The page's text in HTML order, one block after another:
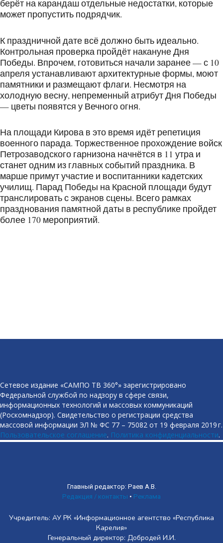
берёт на карандаш отдельные недостатки, которые
может пропустить подрядчик.
К праздничной дате всё должно быть идеально.
Контрольная проверка пройдёт накануне Дня
Победы. Впрочем, готовиться начали заранее — с 10
апреля устанавливают архитектурные формы, моют
памятники и размещают флаги. Несмотря на
холодную весну, непременный атрибут Дня Победы
— цветы появятся у Вечного огня.
На площади Кирова в это время идёт репетиция
военного парада. Торжественное прохождение войск
Петрозаводского гарнизона начнётся в 11 утра и
станет одним из главных событий праздника. В
марше примут участие и воспитанники кадетских
училищ. Парад Победы на Красной площади будут
транслировать с экранов сцены. Всего рамках
празднования памятной даты в республике пройдет
более 170 мероприятий.
Сетевое издание «САМПО ТВ 360°» зарегистрировано
Федеральной службой по надзору в сфере связи,
информационных технологий и массовых коммуникаций
(Роскомнадзор). Свидетельство о регистрации средства
массовой информации ЭЛ № ФС 77 – 75082 от 19 февраля 2019 г.
Пользовательское соглашение. Политика конфиденциальности.
Главный редактор: Раев А.В.
Редакция / контакты • Реклама
Учредитель: АУ РК «Информационное агентство «Республика
Карелия»
Генеральный директор: Добродей И.И.